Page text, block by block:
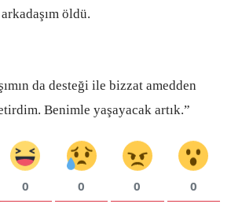
öldü.
da desteği ile bizzat amedden
Benimle yaşayacak artık.”
0 0 0 0